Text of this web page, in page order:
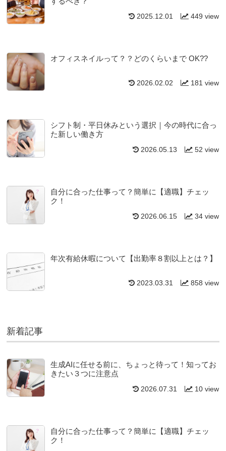
449 view
2025.12.01
オフィスネイルって？？どのくらいまで OK??
181 view
2026.02.02
シフト制・平日休みという選択｜今の時代に合っ
た新しい働き方
52 view
2026.05.13
自分に合った仕事って？簡単に【適職】チェッ
ク！
34 view
2026.06.15
年次有給休暇について【出勤率８割以上とは？】
858 view
2023.03.31
新着記事
生成AIに任せる前に、ちょっと待って！知ってお
きたい３つに注意点
10 view
2026.07.31
自分に合った仕事って？簡単に【適職】チェッ
ク！